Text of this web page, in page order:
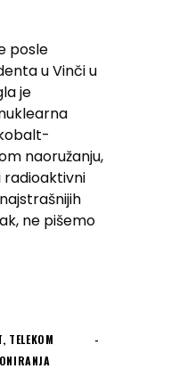
posle
u Vinči u
je
naoružanju,
ne pišemo
, TELEKOM